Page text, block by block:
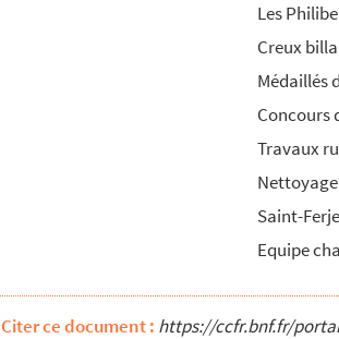
1968
Les
Creux
Médaillés
Concours
Travaux
Saint-
Equipe
Citer ce document : https://ccfr.bnf.fr/